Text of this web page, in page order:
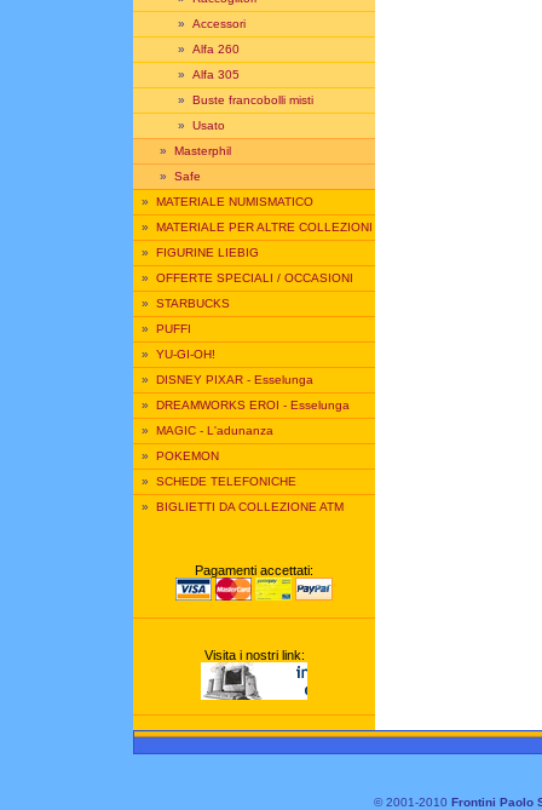
» Accessori
» Alfa 260
» Alfa 305
» Buste francobolli misti
» Usato
» Masterphil
» Safe
» MATERIALE NUMISMATICO
» MATERIALE PER ALTRE COLLEZIONI
» FIGURINE LIEBIG
» OFFERTE SPECIALI / OCCASIONI
» STARBUCKS
» PUFFI
» YU-GI-OH!
» DISNEY PIXAR - Esselunga
» DREAMWORKS EROI - Esselunga
» MAGIC - L'adunanza
» POKEMON
» SCHEDE TELEFONICHE
» BIGLIETTI DA COLLEZIONE ATM
Pagamenti accettati:
Visita i nostri link:
© 2001-2010 Frontini Paolo